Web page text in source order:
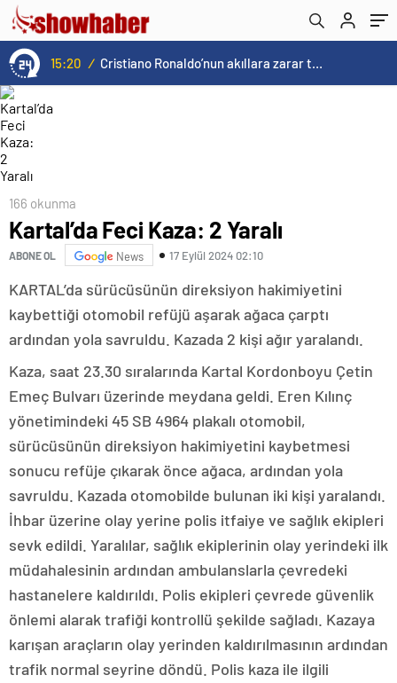
15:20 / Cristiano Ronaldo’nun akıllara zarar tüm kariyerinin istatistiğini çıkardık !
166 okunma
Kartal’da Feci Kaza: 2 Yaralı
ABONE OL News 17 Eylül 2024 02:10
KARTAL’da sürücüsünün direksiyon hakimiyetini
kaybettiği otomobil refüjü aşarak ağaca çarptı
ardından yola savruldu. Kazada 2 kişi ağır yaralandı.
Kaza, saat 23.30 sıralarında Kartal Kordonboyu Çetin
Emeç Bulvarı üzerinde meydana geldi. Eren Kılınç
yönetimindeki 45 SB 4964 plakalı otomobil,
sürücüsünün direksiyon hakimiyetini kaybetmesi
sonucu refüje çıkarak önce ağaca, ardından yola
savruldu. Kazada otomobilde bulunan iki kişi yaralandı.
İhbar üzerine olay yerine polis itfaiye ve sağlık ekipleri
sevk edildi. Yaralılar, sağlık ekiplerinin olay yerindeki ilk
müdahalesinin ardından ambulanslarla çevredeki
hastanelere kaldırıldı. Polis ekipleri çevrede güvenlik
önlemi alarak trafiği kontrollü şekilde sağladı. Kazaya
karışan araçların olay yerinden kaldırılmasının ardından
trafik normal seyrine döndü. Polis kaza ile ilgili